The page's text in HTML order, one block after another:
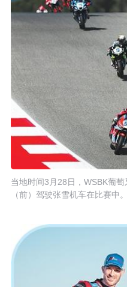
当地时间3月28日，WSBK葡
（前）驾驶张雪机车在比赛中